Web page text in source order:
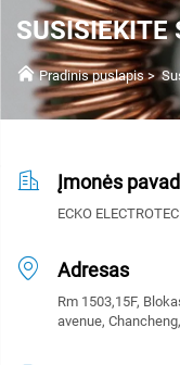
SUSISIEKITE
Pradinis puslapis>
Įmonės
ECKO
Adresas
Rm 1503,15F,
avenue,